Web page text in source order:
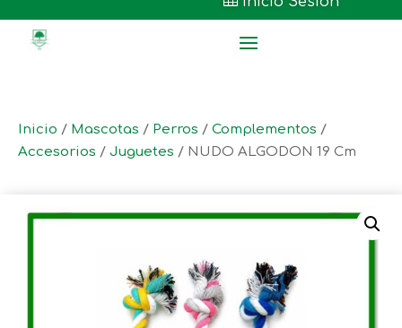
Inicio / Mascotas / Perros / Complementos /
Accesorios / Juguetes / NUDO ALGODON 19 Cm